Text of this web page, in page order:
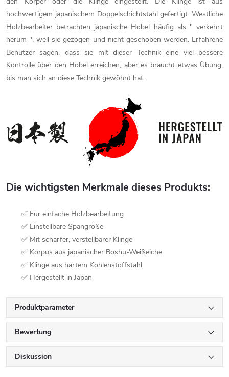
hochwertigem japanischem Doppelschichtstahl gefertigt. Westliche
Holzbearbeiter betrachten japanische Hobel häufig als " verkehrt
herum ", weil sie gezogen und nicht geschoben werden. Erfahrene
Benutzer sagen, dass sie mit dieser Technik eine viel bessere
Kontrolle über den Hobel erreichen, aber es braucht etwas Übung,
bis man sich an diese Technik gewöhnt hat.
Die wichtigsten Merkmale dieses Produkts:
✅ Für einfache Holzbearbeitung
✅ Einstellbare Spangröße
✅ Mit scharfer, verstellbarer Klinge
✅ Korpus aus japanischer Boshu-Weißeiche
✅ Klinge aus hartem Kohlenstoffstahl
✅ Hergestellt in Japan
Produktparameter
Bewertung
Diskussion